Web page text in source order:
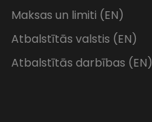
Maksas un limiti (EN)
Atbalstītās valstis (EN)
Atbalstītās darbības (EN)